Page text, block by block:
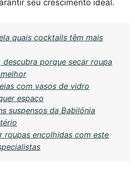
seu crescimento ideal.
quais cocktails têm mais
descubra porque secar roupa
com vasos de vidro
espaço
suspensos da Babilónia
roupas encolhidas com este